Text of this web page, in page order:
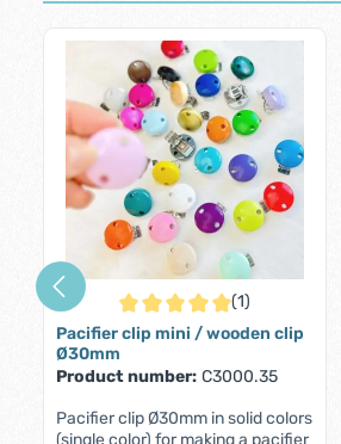
Skip product gallery
Average rating of 5 out of 5
(1)
Pacifier clip mini / wooden clip
Ø30mm
Product number: C3000.35
Pacifier clip Ø30mm in solid colors
(single color) for making a pacifier